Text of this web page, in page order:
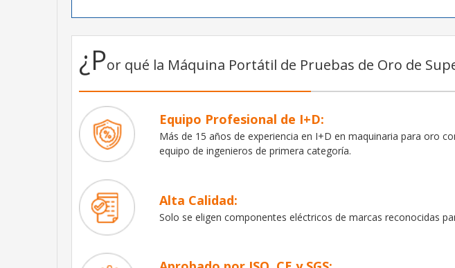
¿Por qué la Máquina Portátil de Pruebas de Oro de
Equipo Profesional de I+D:
Más de 15 años de experiencia en I+D en maquinaria para oro
equipo de ingenieros de primera categoría.
Alta Calidad:
Solo se eligen componentes eléctricos de marcas reconocidas